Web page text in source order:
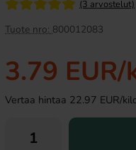
(3 arvostelut)
Tuote nro: 800012083
3.79 EUR/
Vertaa hintaa 22.97 EUR/